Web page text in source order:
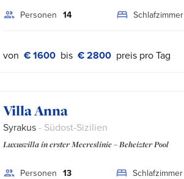
Personen 14 Schlafzimmer
von € 1600 bis € 2800 preis pro Tag
Villa Anna
Syrakus- Südost-Sizilien
Luxusvilla in erster Meereslinie – Beheizter Pool
Personen 13 Schlafzimmer